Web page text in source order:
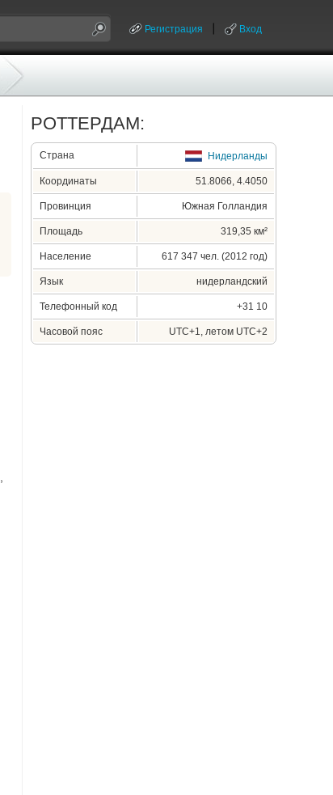
Регистрация Вход
РОТТЕРДАМ:
Страна Нидерланды
Координаты 51.8066, 4.4050
Провинция Южная Голландия
Площадь 319,35 км²
Население 617 347 чел. (2012 год)
Язык нидерландский
Телефонный код +31 10
Часовой пояс UTC+1, летом UTC+2